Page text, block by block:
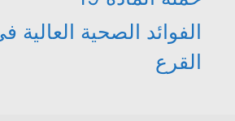
الفوائد الصحية العالية
القرع